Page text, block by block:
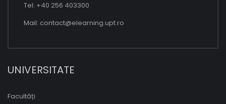
Tel: +40 256 403300
Mail: contact@elearning.upt.ro
UNIVERSITATE
Facultăți